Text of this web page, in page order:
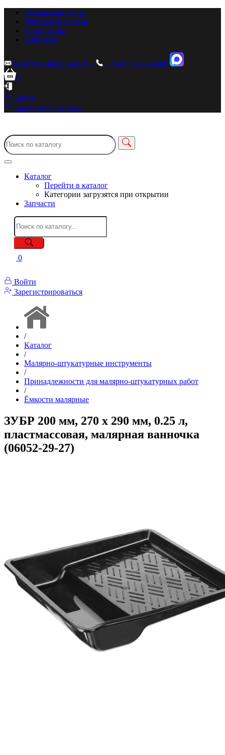
Сервисный центр
Доставка и оплата
О компании
Контакты
sale@zionstm.ru sale@...
+7 (495) 136-23-00
0
Войти
Зарегистрироваться
Каталог
Перейти в каталог
Категории загрузятся при открытии
Запчасти
0
Войти
Зарегистрироваться
/
Каталог
/
Малярно-штукатурные инструменты
/
Принадлежности для малярно-штукатурных работ
/
Ёмкости малярные
ЗУБР 200 мм, 270 х 290 мм, 0.25 л,
пластмассовая, малярная ванночка
(06052-29-27)